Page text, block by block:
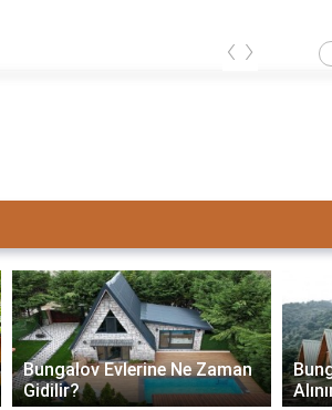
Ahşap
‹ ›
Bungalov Evlerine Ne Zaman
Gidilir?